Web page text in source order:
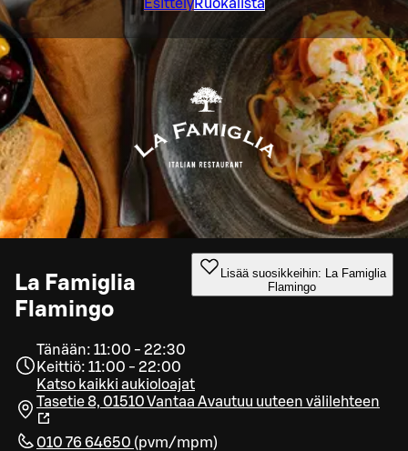
EsittelyRuokalista
La Famiglia
Flamingo
Lisää suosikkeihin: La Famiglia
Flamingo
Tänään: 11:00 - 22:30
Keittiö: 11:00 - 22:00
Katso kaikki aukioloajat
Tasetie 8, 01510 Vantaa Avautuu uuteen välilehteen
010 76 64650 (pvm/mpm)